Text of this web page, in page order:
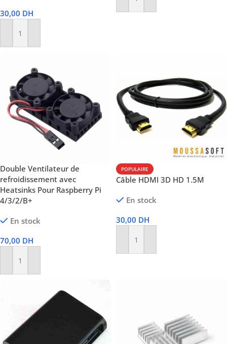
30,00 DH
Ajouter Au Panier
Ajouter Au Panier
Double Ventilateur de
refroidissement avec
Heatsinks Pour Raspberry Pi
4/3/2/B+
En stock
70,00 DH
Ajouter Au Panier
POPULAIRE
Câble HDMI 3D HD 1.5M
En stock
30,00 DH
Ajouter Au Panier